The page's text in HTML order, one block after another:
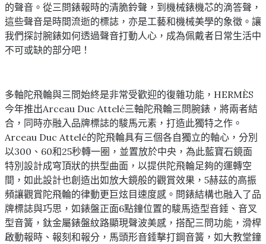
的聲音。從三問錶報時的清脆鈴聲，到機械錶機芯的滴答聲，
這些聲音是時間流逝的標誌，亦是工藝和機械美學的象徵。讓
我們探討腕錶如何透過聲音打動人心，成為佩戴者日常生活中
不可或缺的部分吧！
多軸陀飛輪與三問始終是非常受歡迎的復雜功能，HERMÈS
今年推出Arceau Duc Attelé三軸陀飛輪三問腕錶，將兩者結
合，同時亦融入品牌標誌的駿馬元素，打造此獨特之作。
Arceau Duc Attelé的陀飛輪具有三個各自獨立的軸心，分別
以300、60和25秒轉一圈，並置放於中央，為此藍寶石鏡面
特別設計成穹頂狀的拱型曲面，以提供陀飛輪足夠的運轉空
間，如此設計也創造出如放大鏡般的觀賞效果，5赫茲的高振
頻讓觀賞陀飛輪的律動更巨炫目速度感。問錶結構也融入了品
牌標誌與巧思，如錶盤正面6點鐘位置的駿馬造型音錘、音叉
型音簧，鈦金屬錶盤紋路顯現聲波美感，搭配三問功能，滑桿
啟動報時、報刻和報分，馬頭形音錘擊打鋼音簧，如大教堂鐘